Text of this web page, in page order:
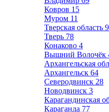
Ковров 15
Муром 11
Тверская область
Тверь 78
Конаково 4
Вышний Волочёк
Архангельская
Архангельск 64
Северодвинск 28
Новодвинск 3
Карагандинская
Караганда 77